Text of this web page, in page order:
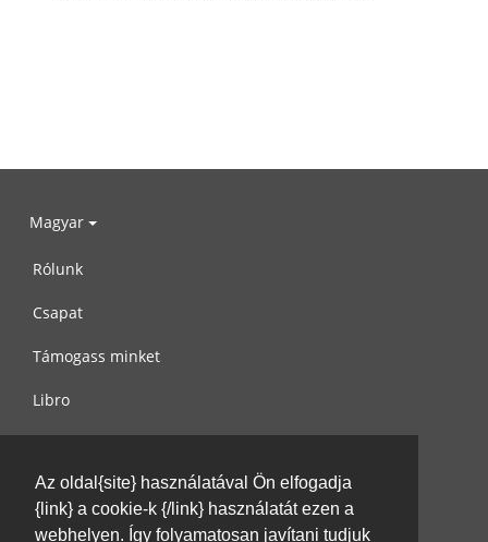
Az oldal{site} használatával Ön elfogadja
{link} a cookie-k {/link} használatát ezen a
webhelyen. Így folyamatosan javítani tudjuk
Magyar
Rólunk
Csapat
Támogass minket
Libro
Használati feltételek
Írj nekünk